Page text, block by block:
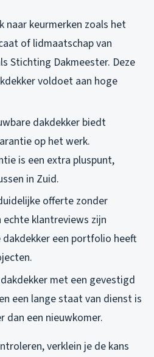
naar keurmerken zoals het
of lidmaatschap van
Stichting Dakmeester. Deze
voldoet aan hoge
dakdekker biedt
op het werk.
is een extra pluspunt,
in Zuid.
offerte zonder
klantreviews zijn
dakdekker een portfolio heeft
dakdekker met een gevestigd
een lange staat van dienst is
dan een nieuwkomer.
verklein je de kans